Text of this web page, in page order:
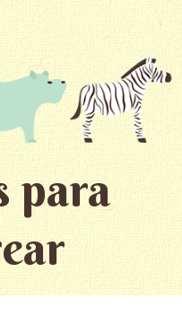
para